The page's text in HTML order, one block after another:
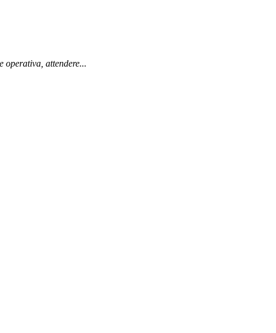
operativa, attendere...